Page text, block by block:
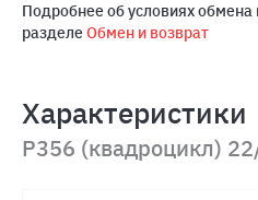
Подробнее об условиях обмена
разделеОбмен и возврат
Характеристики
P356 (квадроцикл)